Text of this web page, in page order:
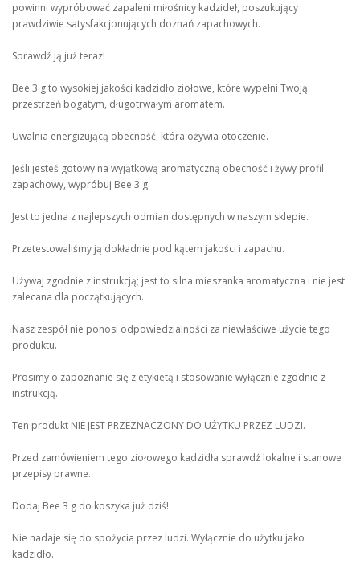
powinni wypróbować zapaleni miłośnicy kadzideł, poszukujący
prawdziwie satysfakcjonujących doznań zapachowych.
Sprawdź ją już teraz!
Bee 3 g to wysokiej jakości kadzidło ziołowe, które wypełni Twoją
przestrzeń bogatym, długotrwałym aromatem.
Uwalnia energizującą obecność, która ożywia otoczenie.
Jeśli jesteś gotowy na wyjątkową aromatyczną obecność i żywy profil
zapachowy, wypróbuj Bee 3 g.
Jest to jedna z najlepszych odmian dostępnych w naszym sklepie.
Przetestowaliśmy ją dokładnie pod kątem jakości i zapachu.
Używaj zgodnie z instrukcją; jest to silna mieszanka aromatyczna i nie jest
zalecana dla początkujących.
Nasz zespół nie ponosi odpowiedzialności za niewłaściwe użycie tego
produktu.
Prosimy o zapoznanie się z etykietą i stosowanie wyłącznie zgodnie z
instrukcją.
Ten produkt NIE JEST PRZEZNACZONY DO UŻYTKU PRZEZ LUDZI.
Przed zamówieniem tego ziołowego kadzidła sprawdź lokalne i stanowe
przepisy prawne.
Dodaj Bee 3 g do koszyka już dziś!
Nie nadaje się do spożycia przez ludzi. Wyłącznie do użytku jako
kadzidło.